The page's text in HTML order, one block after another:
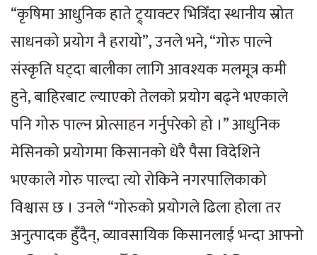
“कृषिमा आधुनिक हाते ट्र्याक्टर भित्रिँदा स्थानीय स्रोत
साधनको प्रयोग नै हरायो”, उनले भने, “गोरु पाल्ने
संस्कृति घट्दा बालीका लागि आवश्यक मलमूत्र कमी
हुने, बाहिरबाट ल्याएको तेलको प्रयोग बढ्ने भएकाले
पनि गोरु पाल्न प्रोत्साहन गर्नुपरेको हो ।” आधुनिक
मेसिनको प्रयोगमा किसानको धेरै पैसा विदेशिने
भएकाले गोरु पाल्दा त्यो रोकिने नगरपालिकाको
विश्वास छ । उनले “गोरुको प्रयोगले ढिला होला तर
अनुत्पादक हुँदैन्, व्यावसायिक किसानलाई भन्दा आफ्नो